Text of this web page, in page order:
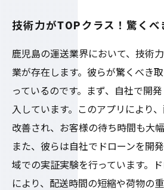
技術力がTOPクラス！驚くべ
鹿児島の運送業界において、技術
業が存在します。彼らが驚くべき
っているのです。まず、自社で開
入しています。このアプリにより
改善され、お客様の待ち時間も大
また、彼らは自社でドローンを開
域での実証実験を行っています。
により、配送時間の短縮や荷物の